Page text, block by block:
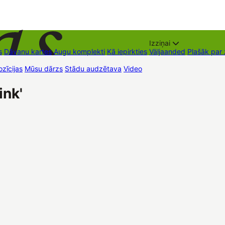
Dāvanu kartes Augu komplekti Kā iepirkties
Izziņai
Väljaanded Plašāk par
Mūsu dārzs Stādu audzētava Video